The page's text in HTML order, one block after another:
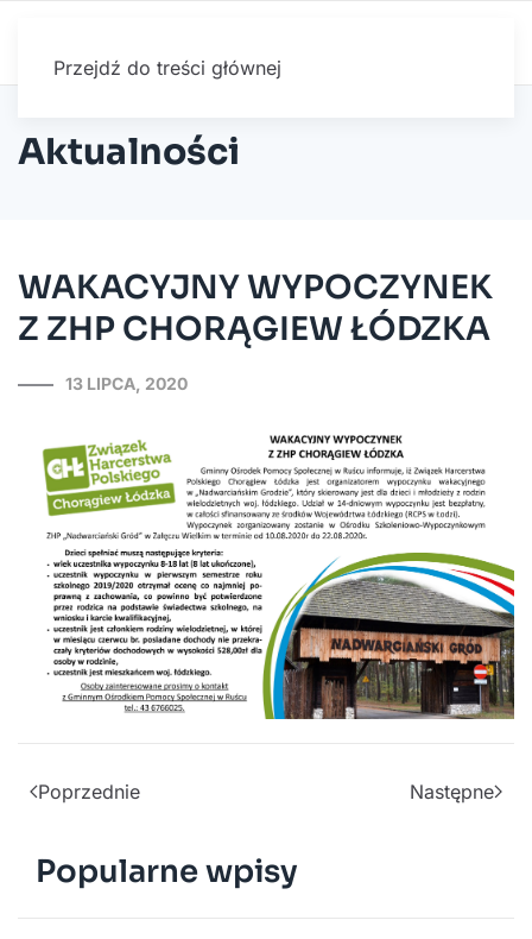
Przejdź do treści głównej
Aktualności
WAKACYJNY WYPOCZYNEK
Z ZHP CHORĄGIEW ŁÓDZKA
13 LIPCA, 2020
Poprzednie Następne
Popularne wpisy